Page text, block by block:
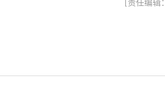
[责任编辑